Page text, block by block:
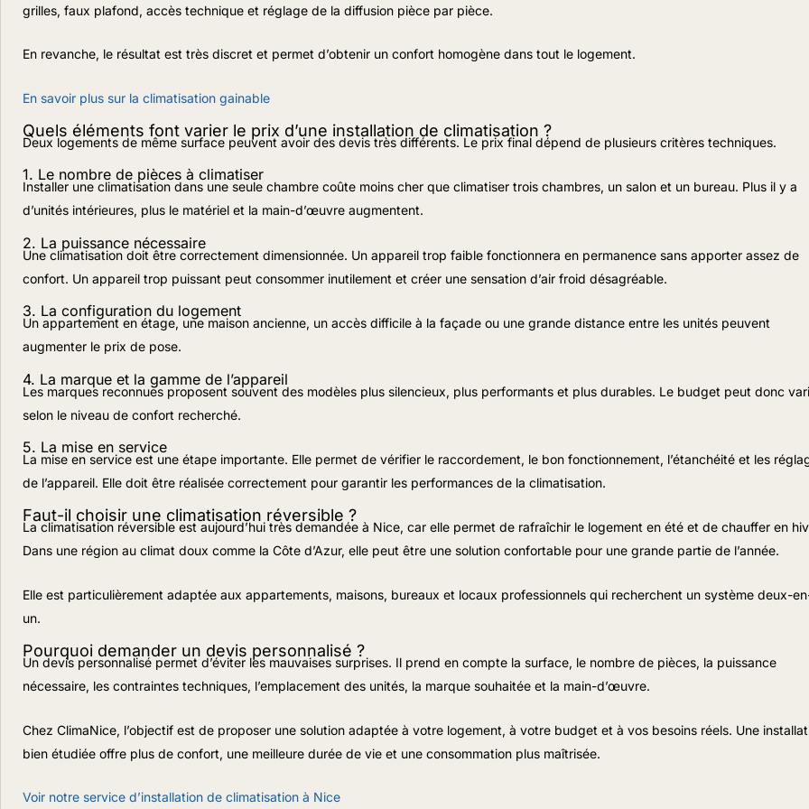
grilles, faux plafond, accès technique et réglage de la diffusion pièce par pièce.
En revanche, le résultat est très discret et permet d’obtenir un confort homogène dans tout le logement.
En savoir plus sur la climatisation gainable
Quels éléments font varier le prix d’une installation de climatisation ?
Deux logements de même surface peuvent avoir des devis très différents. Le prix final dépend de plusieurs critères techniques.
1. Le nombre de pièces à climatiser
Installer une climatisation dans une seule chambre coûte moins cher que climatiser trois chambres, un salon et un bureau. Plus il y a
d’unités intérieures, plus le matériel et la main-d’œuvre augmentent.
2. La puissance nécessaire
Une climatisation doit être correctement dimensionnée. Un appareil trop faible fonctionnera en permanence sans apporter assez de
confort. Un appareil trop puissant peut consommer inutilement et créer une sensation d’air froid désagréable.
3. La configuration du logement
Un appartement en étage, une maison ancienne, un accès difficile à la façade ou une grande distance entre les unités peuvent
augmenter le prix de pose.
4. La marque et la gamme de l’appareil
Les marques reconnues proposent souvent des modèles plus silencieux, plus performants et plus durables. Le budget peut donc
selon le niveau de confort recherché.
5. La mise en service
La mise en service est une étape importante. Elle permet de vérifier le raccordement, le bon fonctionnement, l’étanchéité et les
de l’appareil. Elle doit être réalisée correctement pour garantir les performances de la climatisation.
Faut-il choisir une climatisation réversible ?
La climatisation réversible est aujourd’hui très demandée à Nice, car elle permet de rafraîchir le logement en été et de chauffer en
Dans une région au climat doux comme la Côte d’Azur, elle peut être une solution confortable pour une grande partie de l’année.
Elle est particulièrement adaptée aux appartements, maisons, bureaux et locaux professionnels qui recherchent un système deux-
un.
Pourquoi demander un devis personnalisé ?
Un devis personnalisé permet d’éviter les mauvaises surprises. Il prend en compte la surface, le nombre de pièces, la puissance
nécessaire, les contraintes techniques, l’emplacement des unités, la marque souhaitée et la main-d’œuvre.
Chez ClimaNice, l’objectif est de proposer une solution adaptée à votre logement, à votre budget et à vos besoins réels. Une
bien étudiée offre plus de confort, une meilleure durée de vie et une consommation plus maîtrisée.
Voir notre service d’installation de climatisation à Nice